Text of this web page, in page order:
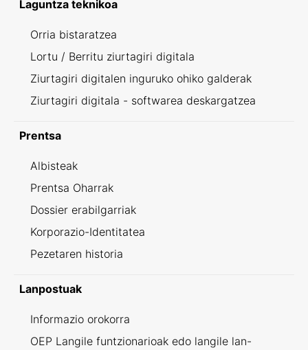
Laguntza teknikoa
Orria bistaratzea
Lortu / Berritu ziurtagiri digitala
Ziurtagiri digitalen inguruko ohiko galderak
Ziurtagiri digitala - softwarea deskargatzea
Prentsa
Albisteak
Prentsa Oharrak
Dossier erabilgarriak
Korporazio-Identitatea
Pezetaren historia
Lanpostuak
Informazio orokorra
OEP Langile funtzionarioak edo langile lan-